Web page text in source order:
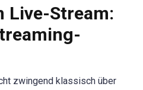
Live-Stream:
zwingend klassisch über